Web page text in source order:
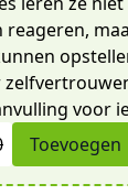
voor
Toevoegen